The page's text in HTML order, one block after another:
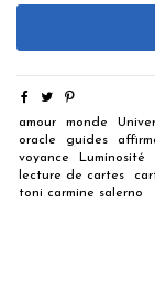
amour monde
oracle
guides
voyance
Luminosité
lecture de cartes
toni carmine salerno